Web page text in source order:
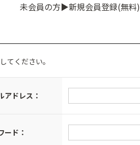
未会員の方▶新規会員登録(無料)
てください。
アドレス：
ード：